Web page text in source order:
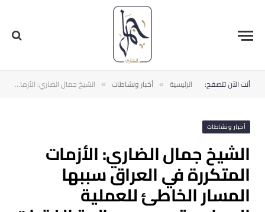
أنت الآن تتصفح: الرئيسية » أخبار ونشاطات » الشيخ جمال الضاري: الأزمات المتكررة في العراق‬ سببها المسار الخاطئ للعملية السياسية وعدم معالجة الفقرات الجدلية في الدستور وتعديلها
أخبار ونشاطات
الشيخ جمال الضاري: الأزمات
المتكررة في العراق‬ سببها
المسار الخاطئ للعملية